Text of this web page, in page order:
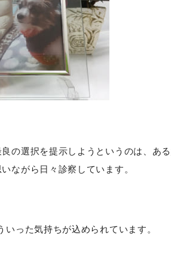
の選択を提示しようというのは、あ
ながら日々診察しています。
った気持ちが込められています。